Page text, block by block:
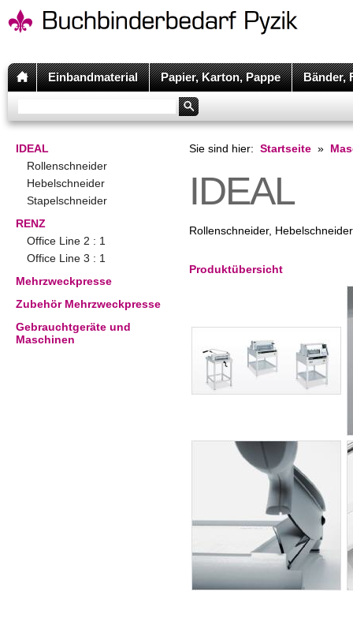
Einbandmaterial Papier, Karton, Pappe Bänder,
IDEAL
Rollenschneider
Hebelschneider
Stapelschneider
RENZ
Office Line 2 : 1
Office Line 3 : 1
Mehrzweckpresse
Zubehör Mehrzweckpresse
Gebrauchtgeräte und
Maschinen
Sie sind hier: Startseite »
IDEAL
Rollenschneider,
Produktübersicht